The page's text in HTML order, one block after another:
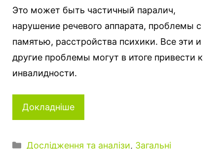
Это может быть частичный паралич,
нарушение речевого аппарата, проблемы с
памятью, расстройства психики. Все эти и
другие проблемы могут в итоге привести к
инвалидности.
Докладніше
Категорії
Дослідження та аналізи, Загальні